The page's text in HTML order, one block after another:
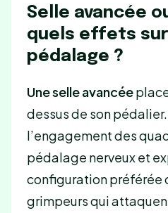
Selle avancée
quels effets
pédalage ?
Une selle avancée
dessus de son
l’engagement des
pédalage nerveux et
configuration préférée
grimpeurs qui